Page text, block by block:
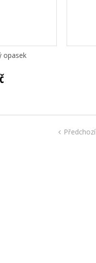
opasek
Předchozí